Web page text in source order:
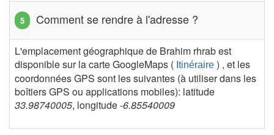
Comment se rendre à l'adresse ?
L'emplacement géographique de Brahim rhrab est
disponible sur la carte GoogleMaps ( Itinéraire ) , et les
coordonnées GPS sont les suivantes (à utiliser dans les
boîtiers GPS ou applications mobiles): latitude
33.98740005, longitude-6.85540009